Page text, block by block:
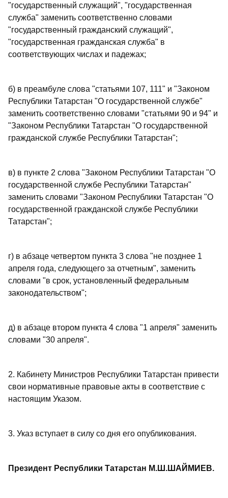
"государственный служащий", "государственная
служба" заменить соответственно словами
"государственный гражданский служащий",
"государственная гражданская служба" в
соответствующих числах и падежах;
б) в преамбуле слова "статьями 107, 111" и "Законом
Республики Татарстан "О государственной службе"
заменить соответственно словами "статьями 90 и 94" и
"Законом Республики Татарстан "О государственной
гражданской службе Республики Татарстан";
в) в пункте 2 слова "Законом Республики Татарстан "О
государственной службе Республики Татарстан"
заменить словами "Законом Республики Татарстан "О
государственной гражданской службе Республики
Татарстан";
г) в абзаце четвертом пункта 3 слова "не позднее 1
апреля года, следующего за отчетным", заменить
словами "в срок, установленный федеральным
законодательством";
д) в абзаце втором пункта 4 слова "1 апреля" заменить
словами "30 апреля".
2. Кабинету Министров Республики Татарстан привести
свои нормативные правовые акты в соответствие с
настоящим Указом.
3. Указ вступает в силу со дня его опубликования.
Президент Республики Татарстан М.Ш.ШАЙМИЕВ.